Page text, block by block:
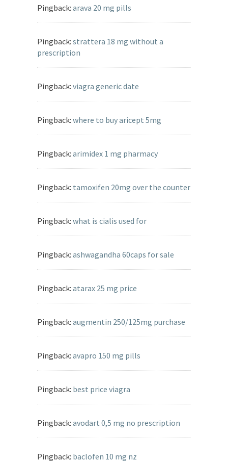
Pingback: arava 20 mg pills
Pingback: strattera 18 mg without a
prescription
Pingback: viagra generic date
Pingback: where to buy aricept 5mg
Pingback: arimidex 1 mg pharmacy
Pingback: tamoxifen 20mg over the counter
Pingback: what is cialis used for
Pingback: ashwagandha 60caps for sale
Pingback: atarax 25 mg price
Pingback: augmentin 250/125mg purchase
Pingback: avapro 150 mg pills
Pingback: best price viagra
Pingback: avodart 0,5 mg no prescription
Pingback: baclofen 10 mg nz